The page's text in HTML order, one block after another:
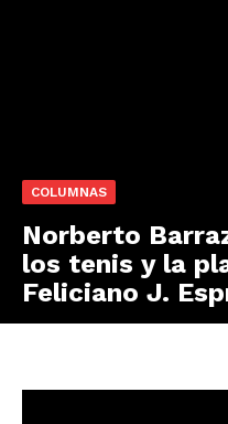
COLUMNAS
Norberto
los tenis y la
Feliciano J.